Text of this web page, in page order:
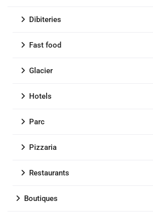
Dibiteries
Fast food
Glacier
Hotels
Parc
Pizzaria
Restaurants
Boutiques